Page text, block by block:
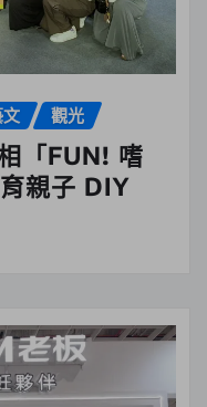
觀光
「FUN! 嗜
親子 DIY